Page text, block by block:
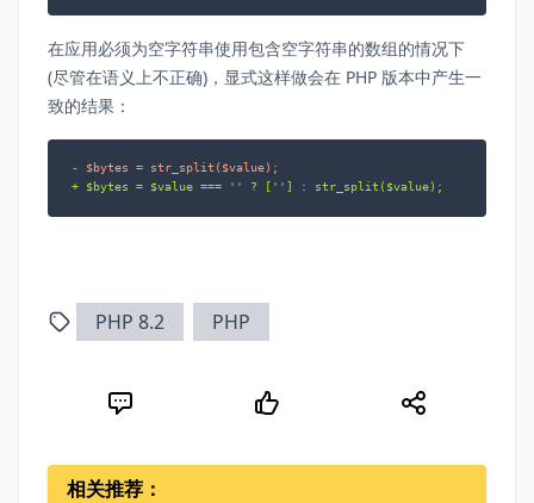
在应用必须为空字符串使用包含空字符串的数组的情况下
(尽管在语义上不正确)，显式这样做会在 PHP 版本中产生一
致的结果：
- $bytes = str_split($value);
+ $bytes = $value === '' ? [''] : str_split($value);
PHP 8.2 PHP
相关推荐：